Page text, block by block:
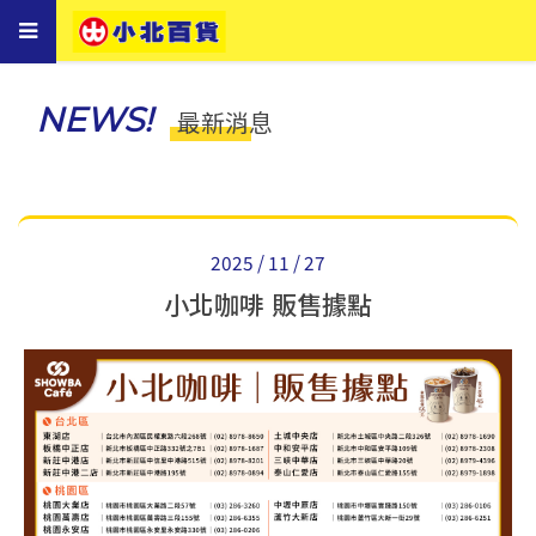
Toggle
navigation
NEWS! 最新消息
2025 / 11 / 27
小北咖啡 販售據點